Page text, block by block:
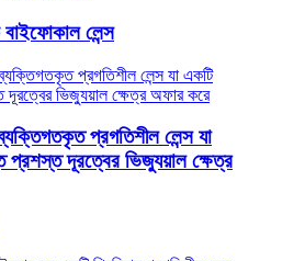
লেন্স
প্রগতিশীল লেন্স যা
দূরত্বের ভিজ্যুয়াল ক্ষেত্র